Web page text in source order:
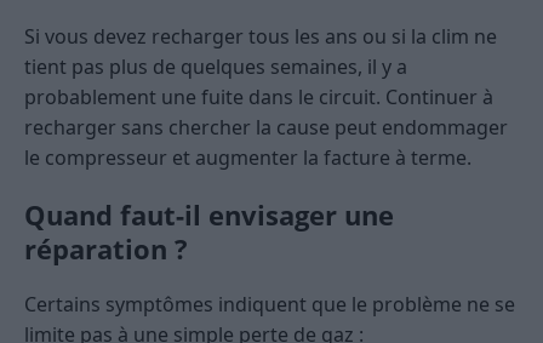
Si vous devez recharger tous les ans ou si la clim ne
tient pas plus de quelques semaines, il y a
probablement une fuite dans le circuit. Continuer à
recharger sans chercher la cause peut endommager
le compresseur et augmenter la facture à terme.
Quand faut-il envisager une
réparation ?
Certains symptômes indiquent que le problème ne se
limite pas à une simple perte de gaz :